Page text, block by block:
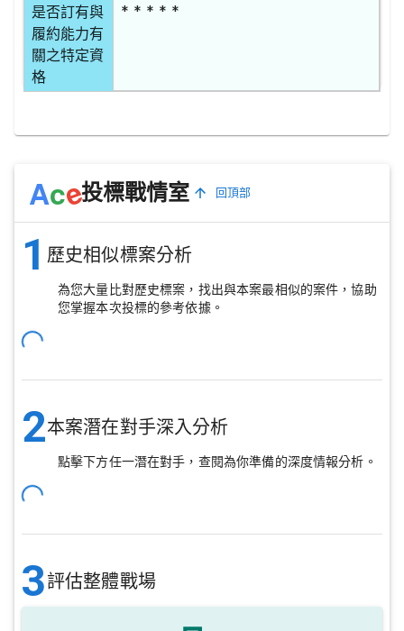
是否訂有與
履約能力有
關之特定資
格
* * * * *
Ace投標戰情室 回頂部
1 歷史相似標案分析
為您大量比對歷史標案，找出與本案最相似的案件，協助
您掌握本次投標的參考依據。
2本案潛在對手深入分析
點擊下方任一潛在對手，查閱為你準備的深度情報分析。
3評估整體戰場